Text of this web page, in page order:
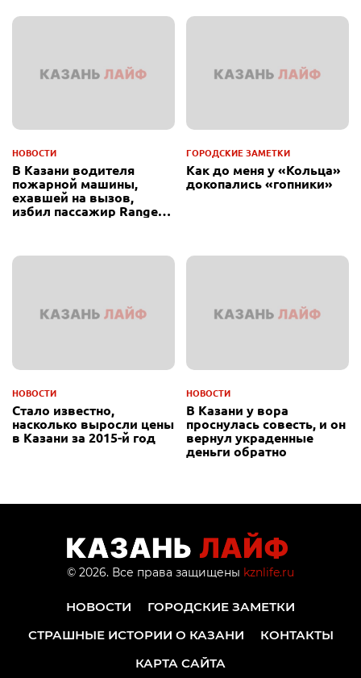
НОВОСТИ
В Казани водителя
пожарной машины,
ехавшей на вызов,
избил пассажир Range
ГОРОДСКИЕ ЗАМЕТКИ
Как до меня у «Кольца»
докопались «гопники»
НОВОСТИ
Стало известно,
насколько выросли цены
в Казани за 2015-й год
НОВОСТИ
В Казани у вора
проснулась совесть, и он
вернул украденные
деньги обратно
© 2026. Все права защищены kznlife.ru
НОВОСТИ
ГОРОДСКИЕ ЗАМЕТКИ
СТРАШНЫЕ ИСТОРИИ О КАЗАНИ
КОНТАКТЫ
КАРТА САЙТА